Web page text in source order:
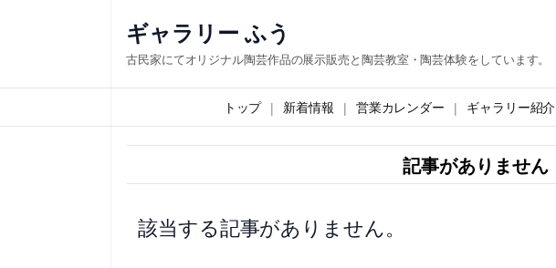
ス
キ
ギャラリー ふう
古民家にてオリジナル陶芸作品の展示販売と陶芸教室・陶芸体験をしています。
トップ 新着情報 営業カレンダー ギャラリー紹介
記事がありません
該当する記事がありません。